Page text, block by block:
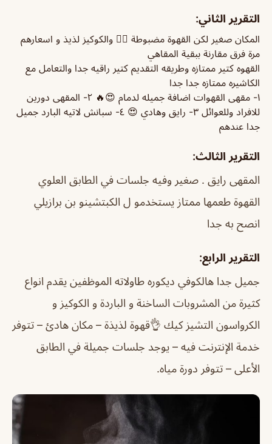
التقرير الثاني:
المكان صغير لكن القهوة مضبوطة 👌🏻 والكوكيز لذيذ و اسعارهم
مرة فرق مقارنة ببقية المقاهي
القهوه كتير ممتازه وطريقه التقديم كتير راقيه جدا والتعامل مع
الكاشيره ممتازه جدا جدا
١- مقهى القهوات اضافة جميله لدمام 😍🔥 ٢- المقهى دورين
للافراد وللعوائل ٣- رايق وهادي 😍 ٤- سبانش لاتيه البارد جميل
جدا عندهم
التقرير الثالث:
المقهى رايق . صغير وفيه جلسات في الطابق العلوي
القهوة طعمها ممتاز يستخدمو ل الكبتشينو بن برازيلي
انصح به جدا
التقرير الرابع:
جميل جدا هالكوفي ديكوره طاولاته الموظفين يقدم انواع
كثيرة من المشروبات الساخنة و الباردة و الكوكيز و
الكرواسون التشيز كيك 👌قهوة لذيذة – مكان هادئ – تتوفر
خدمة الإنترنت فيه – يوجد جلسات جميلة في الطابق
الأعلى – تتوفر دورة مياه.